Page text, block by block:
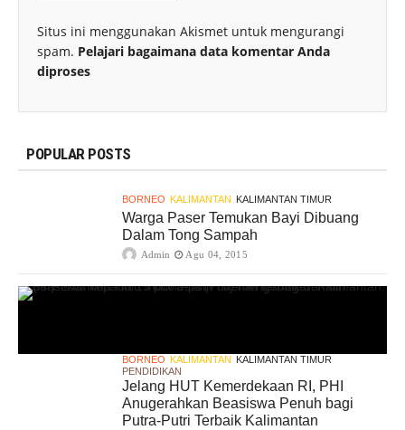
Situs ini menggunakan Akismet untuk mengurangi
spam. Pelajari bagaimana data komentar Anda
diproses
POPULAR POSTS
BORNEO KALIMANTAN KALIMANTAN TIMUR
Warga Paser Temukan Bayi Dibuang
Dalam Tong Sampah
Admin Agu 04, 2015
BORNEO KALIMANTAN
KALIMANTAN TIMUR
PENDIDIKAN
Jelang HUT Kemerdekaan RI, PHI
Anugerahkan Beasiswa Penuh bagi
Putra-Putri Terbaik Kalimantan